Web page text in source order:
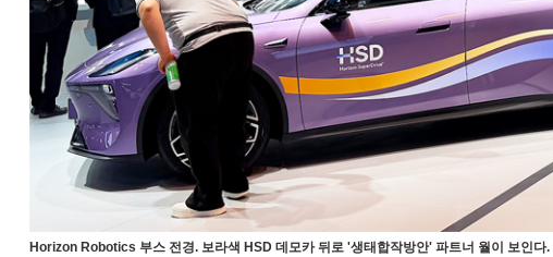
Horizon Robotics 부스 전경. 보라색 HSD 데모카 뒤로 '생태합작방안' 파트너 월이 보인다.